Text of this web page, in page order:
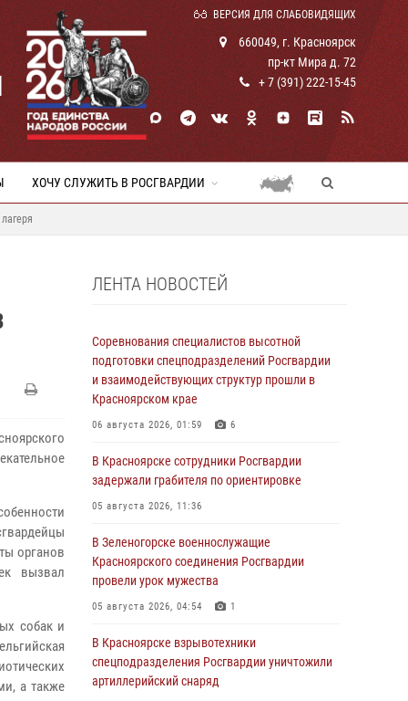
ВЕРСИЯ ДЛЯ СЛАБОВИДЯЩИХ
660049, г. Красноярск
пр-кт Мира д. 72
+ 7 (391) 222-15-45
ХОЧУ СЛУЖИТЬ В РОСГВАРДИИ
органов
вызвал
собак и
а также
ЛЕНТА НОВОСТЕЙ
Соревнования специалистов высотной
подготовки спецподразделений Росгвардии
и взаимодействующих структур прошли в
Красноярском крае
06 августа 2026, 01:59 6
В Красноярске сотрудники Росгвардии
задержали грабителя по ориентировке
05 августа 2026, 11:36
В Зеленогорске военнослужащие
Красноярского соединения Росгвардии
провели урок мужества
05 августа 2026, 04:54 1
В Красноярске взрывотехники
спецподразделения Росгвардии уничтожили
артиллерийский снаряд